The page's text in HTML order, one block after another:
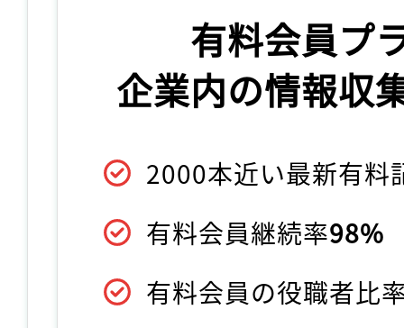
有料会員プ
企業内の情報収
2000本近い最新有料
有料会員継続率98%
有料会員の役職者比